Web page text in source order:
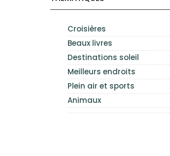
Croisières
Beaux livres
Destinations soleil
Meilleurs endroits
Plein air et sports
Animaux